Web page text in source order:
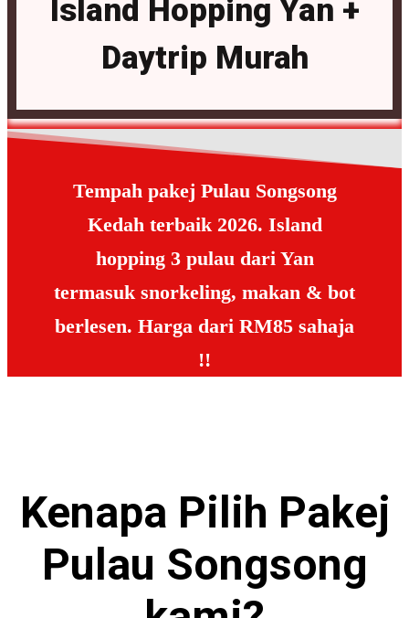
Island Hopping Yan +
Daytrip Murah
Tempah pakej Pulau Songsong
Kedah terbaik 2026. Island
hopping 3 pulau dari Yan
termasuk snorkeling, makan & bot
berlesen. Harga dari RM85 sahaja
!!
Kenapa Pilih Pakej
Pulau Songsong